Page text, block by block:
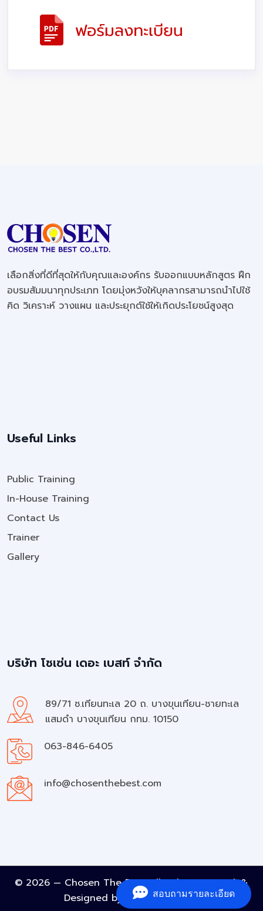
เลือกสิ่งที่ดีที่สุดให้กับคุณและองค์กร รับออกแบบหลักสูตร ฝึก
อบรมสัมมนาทุกประเภท โดยมุ่งหวังให้บุคลากรสามารถนำไปใช้
คิด วิเคราะห์ วางแผน และประยุกต์ใช้ให้เกิดประโยชน์สูงสุด
Useful Links
Public Training
In-House Training
Contact Us
Trainer
Gallery
บริษัท โชเซ่น เดอะ เบสท์ จำกัด
89/71 ซ.เทียนทะเล 20 ถ. บางขุนเทียน-ชายทะเล
แสมดำ บางขุนเทียน กทม. 10150
063-846-6405
info@chosenthebest.com
© 2026 — Chosen The Best All rights reserved. &
Designed by
A Must Element
สอบถามรายละเอียด